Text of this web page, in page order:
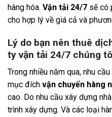
hàng hóa. Vận tải 24/7 sẽ có
cho hợp lý về giá cả và
Lý do bạn nên thuê
ty vận tải 24/7 chúng
Trong nhiều năm qua, nhu
mục đích vận chuyển hàng
cao. Do nhu cầu xây dựng
trình xây dựng. Và các loại